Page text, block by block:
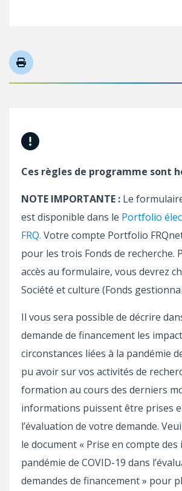
Ces règles de programme sont
NOTE IMPORTANTE : Le
est disponible dans le Portfolio
FRQ. Votre compte Portfolio
pour les trois Fonds de recherche.
accès au formulaire, vous devrez
Société et culture (Fonds
Il vous sera possible de décrire
demande de financement les
circonstances liées à la pandémie
pu avoir sur vos activités de
formation au cours des derniers
informations puissent être prises
l’évaluation de votre demande.
le document « Prise en compte des
pandémie de COVID-19 dans
demandes de financement » pour